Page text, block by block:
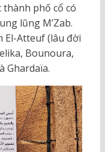
thành phố cổ có
lũng M’Zab.
El-Atteuf (lâu đời
Bounoura,
Ghardaïa.